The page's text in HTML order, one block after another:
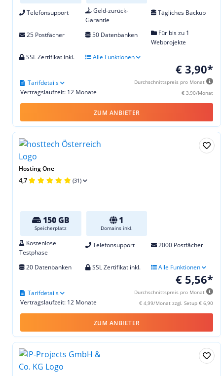
Telefonsupport
Geld-zurück-
Garantie
Tägliches Backup
25 Postfächer 50 Datenbanken
Für bis zu 1
Webprojekte
SSL Zertifikat inkl.
Alle Funktionen
€ 3,90*
Durchschnittspreis pro Monat
€ 3,90/Monat
Vertragslaufzeit: 12 Monate
Tarifdetails
ZUM ANBIETER
Hosting One
4,7 (31)
150 GB
Speicherplatz
1
Domains inkl.
Kostenlose
Testphase
Telefonsupport 2000 Postfächer
20 Datenbanken SSL Zertifikat inkl. Alle Funktionen
€ 5,56*
Durchschnittspreis pro Monat
€ 4,99/Monat zzgl. Setup € 6,90
Vertragslaufzeit: 12 Monate
Tarifdetails
ZUM ANBIETER